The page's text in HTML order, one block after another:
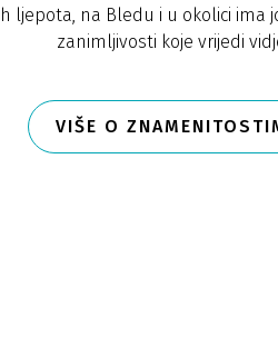
ljepota, na Bledu i u okolici ima
zanimljivosti koje vrijedi
VIŠE O